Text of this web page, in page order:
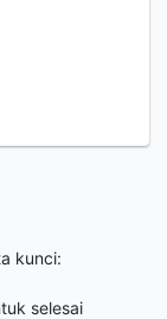
kunci:
selesai